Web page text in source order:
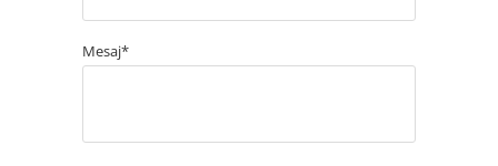
Mesaj*